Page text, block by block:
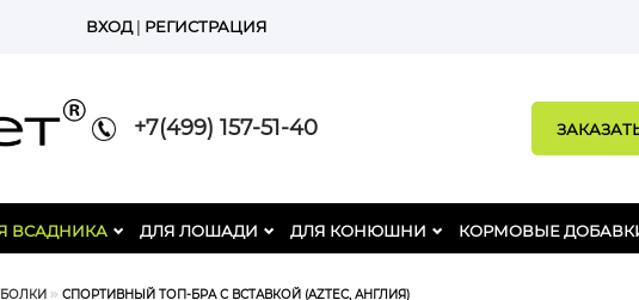
ВХОД| РЕГИСТРАЦИЯ
+7(499) 157-51-40
ВСАДНИКА ДЛЯ ЛОШАДИ ДЛЯ КОНЮШНИ КОРМОВЫЕ
СПОРТИВНЫЙ ТОП-БРА С ВСТАВКОЙ (AZTEC, АНГЛИЯ)